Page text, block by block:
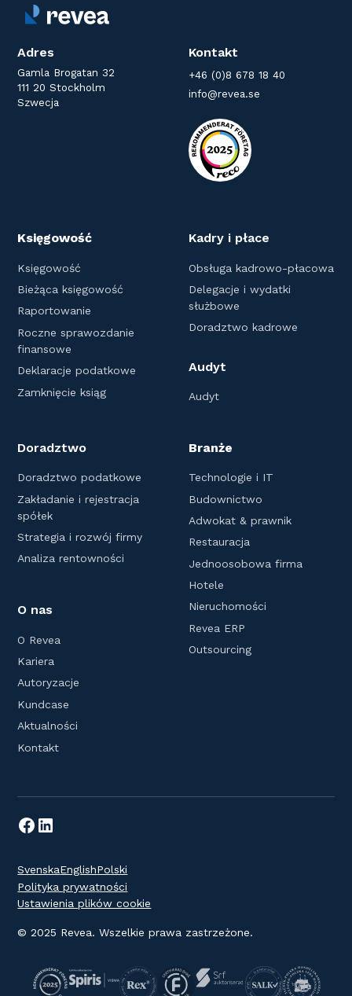
Adres
Gamla Brogatan 32
111 20 Stockholm
Szwecja
Kontakt
+46 (0)8 678 18 40
info@revea.se
Księgowość
Księgowość
Bieżąca księgowość
Raportowanie
Roczne sprawozdanie
finansowe
Deklaracje podatkowe
Zamknięcie ksiąg
Kadry i płace
Obsługa kadrowo-płacowa
Delegacje i wydatki
służbowe
Doradztwo kadrowe
Audyt
Audyt
Doradztwo
Doradztwo podatkowe
Zakładanie i rejestracja
spółek
Strategia i rozwój firmy
Analiza rentowności
Branże
Technologie i IT
Budownictwo
Adwokat & prawnik
Restauracja
Jednoosobowa firma
Hotele
Nieruchomości
Revea ERP
Outsourcing
O nas
O Revea
Kariera
Autoryzacje
Kundcase
Aktualności
Kontakt
© 2025 Revea. Wszelkie prawa zastrzeżone.
Polityka prywatności
Ustawienia plików cookie
SvenskaEnglishPolski